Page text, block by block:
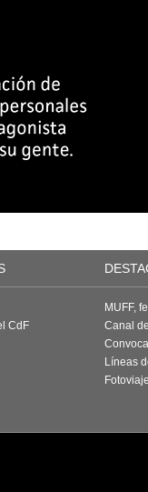
CdF
MUFF,
Canal
Líneas